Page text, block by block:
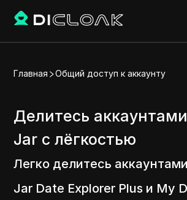
Главная Общий доступ к аккаунту
Делитесь
Jar с лёгкостью
Легко делитесь
Jar Date Explorer Plus и My